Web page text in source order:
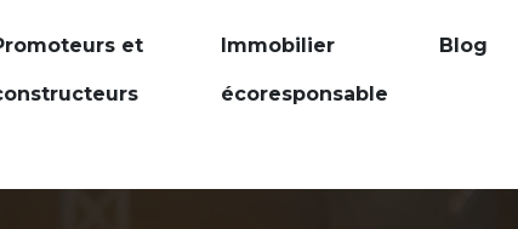
et Immobilier
écoresponsable
Blog